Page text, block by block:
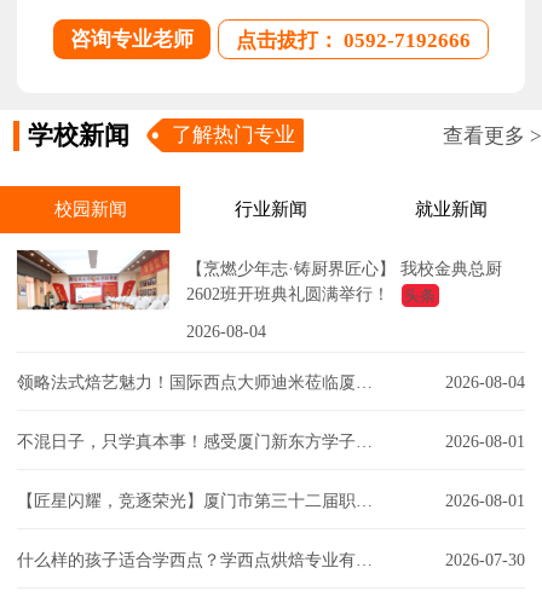
咨询专业老师 点击拔打： 0592-7192666
学校新闻 了解热门专业 查看更多 >
校园新闻 行业新闻 就业新闻
【烹燃少年志·铸厨界匠心】 我校金典总厨
2602班开班典礼圆满举行！
头条
2026-08-04
2026-08-04
2026-08-01
2026-08-01
2026-07-30